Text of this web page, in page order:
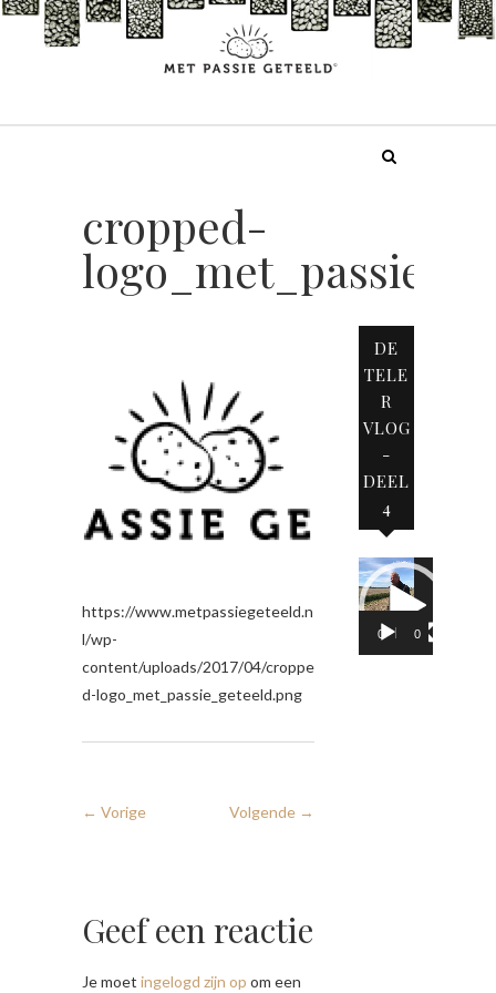
Doorgaan
cropped-
https://www.metpassiegeteeld.n
l/wp-
content/uploads/2017/04/croppe
d-logo_met_passie_geteeld.png
← Vorige Volgende →
Geef een reactie
Je moet ingelogd zijn op om een
DE
TELE
R
VLOG
-
DEEL
4
Videospeler
00:00 02:05